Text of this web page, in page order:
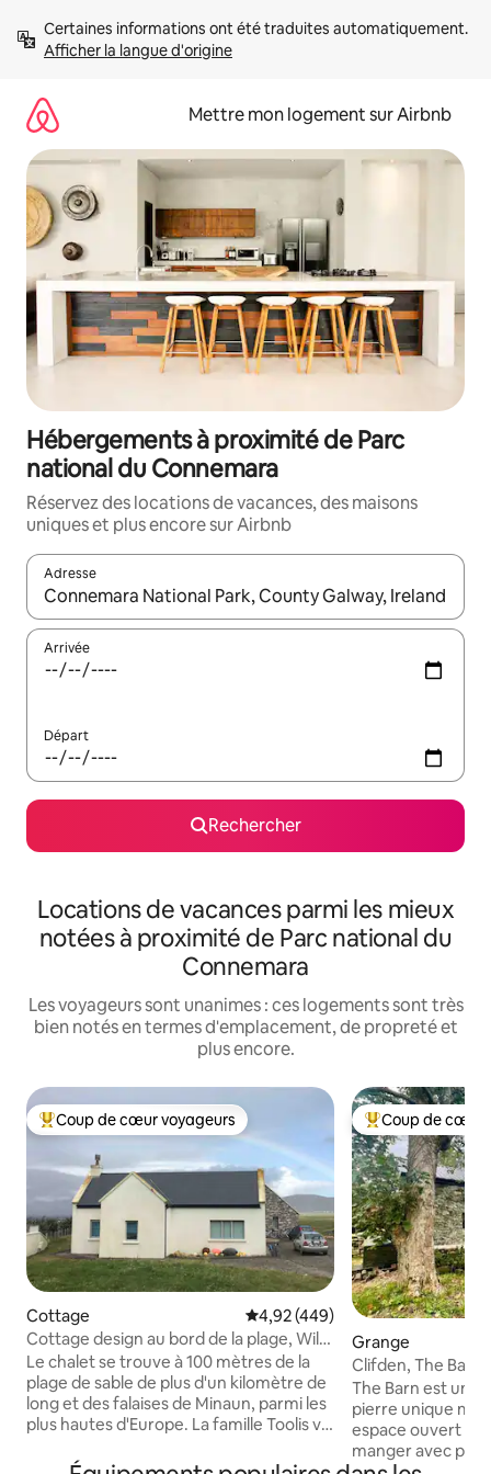
directement
Afficher la langue d'origine
Mettre mon logement sur Airbnb
Hébergements à proximité de Parc
national du Connemara
Réservez des locations de vacances, des maisons
uniques et plus encore sur Airbnb
Adresse
Lorsque les résultats s'affichent, utilisez les flèches vers le
Arrivée
Départ
Rechercher
Locations de vacances parmi les mieux
notées à proximité de Parc national du
Connemara
Les voyageurs sont unanimes : ces logements sont très
bien notés en termes d'emplacement, de propreté et
plus encore.
Coups de cœur voyageurs les plus appréciés
Coup de cœur voyageurs
Cottage Évaluation moyenne sur la
4,92 (449)
Cottage design au bord de la plage, Wild
Atlantic Way
Le chalet se trouve à 100 mètres de la
plage de sable de plus d'un kilomètre de
long et des falaises de Minaun, parmi les
plus hautes d'Europe. La famille Toolis vit
pierre désert de Dookinella se trouve
Coups de cœur
Coup de cœur
Grange
Clifden, The Barn
Way.
The Barn est une
pierre unique
espace ouvert
manger avec